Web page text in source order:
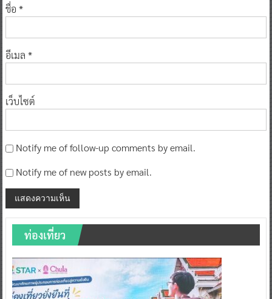
ชื่อ *
อีเมล *
เว็บไซต์
Notify me of follow-up comments by email.
Notify me of new posts by email.
ท่องเที่ยว